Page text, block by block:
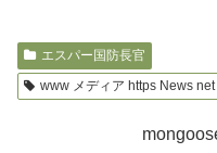
エスパー国防長官
www メディア https News